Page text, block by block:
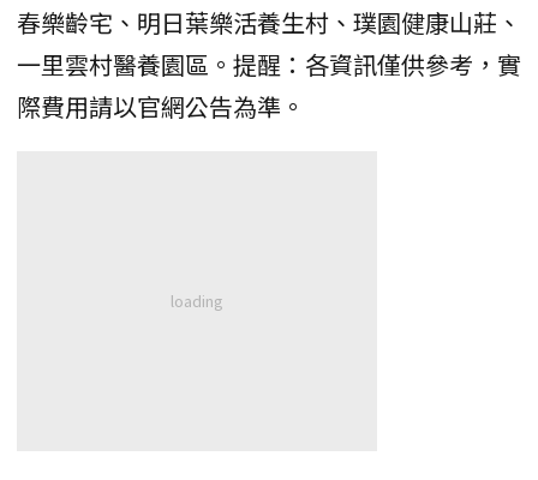
春樂齡宅、明日葉樂活養生村、璞園健康山莊、
一里雲村醫養園區。提醒：各資訊僅供參考，實
際費用請以官網公告為準。